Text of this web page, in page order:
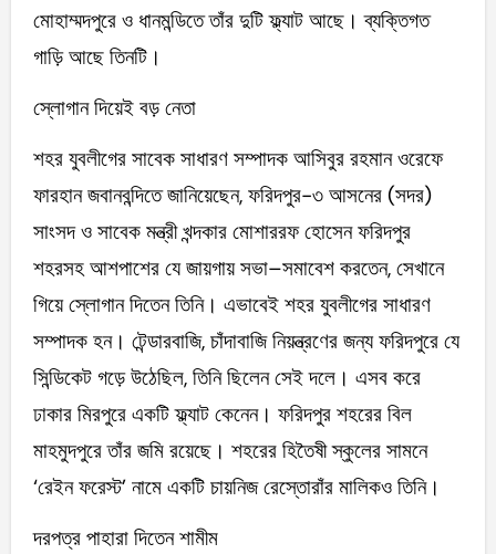
মোহাম্মদপুরে ও ধানমন্ডিতে তাঁর দুটি ফ্ল্যাট আছে। ব্যক্তিগত
গাড়ি আছে তিনটি।
স্লোগান দিয়েই বড় নেতা
শহর যুবলীগের সাবেক সাধারণ সম্পাদক আসিবুর রহমান ওরেফে
ফারহান জবানবন্দিতে জানিয়েছেন, ফরিদপুর-৩ আসনের (সদর)
সাংসদ ও সাবেক মন্ত্রী খন্দকার মোশাররফ হোসেন ফরিদপুর
শহরসহ আশপাশের যে জায়গায় সভা–সমাবেশ করতেন, সেখানে
গিয়ে স্লোগান দিতেন তিনি। এভাবেই শহর যুবলীগের সাধারণ
সম্পাদক হন। টেন্ডারবাজি, চাঁদাবাজি নিয়ন্ত্রণের জন্য ফরিদপুরে যে
সিন্ডিকেট গড়ে উঠেছিল, তিনি ছিলেন সেই দলে। এসব করে
ঢাকার মিরপুরে একটি ফ্ল্যাট কেনেন। ফরিদপুর শহরের বিল
মাহমুদপুরে তাঁর জমি রয়েছে। শহরের হিতৈষী স্কুলের সামনে
‘রেইন ফরেস্ট’ নামে একটি চায়নিজ রেস্তোরাঁর মালিকও তিনি।
দরপত্র পাহারা দিতেন শামীম